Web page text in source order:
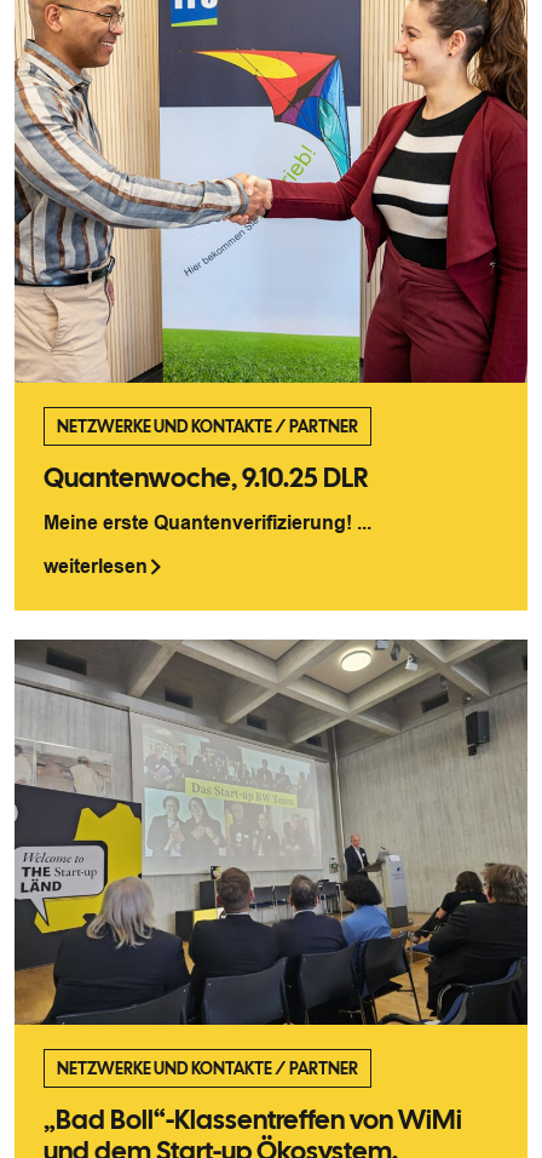
NETZWERKE UND KONTAKTE/PARTNER
Quantenwoche, 9.10.25 DLR
Meine erste Quantenverifizierung! ...
weiterlesen
NETZWERKE UND KONTAKTE/PARTNER
„Bad Boll“-Klassentreffen von WiMi